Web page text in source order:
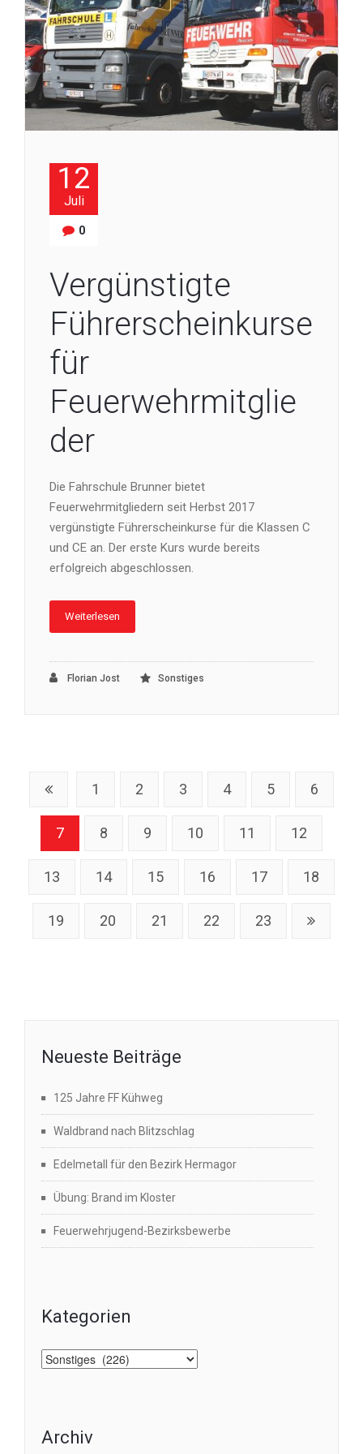
12
Juli
0
Vergünstigte
Führerscheinkurse
für
Feuerwehrmitglie
der
Die Fahrschule Brunner bietet
Feuerwehrmitgliedern seit Herbst 2017
vergünstigte Führerscheinkurse für die Klassen C
und CE an. Der erste Kurs wurde bereits
erfolgreich abgeschlossen.
Weiterlesen
Florian Jost Sonstiges
1 2 3 4 5 6
7 8 9 10 11 12
13 14 15 16 17 18
19 20 21 22 23
Neueste Beiträge
125 Jahre FF Kühweg
Waldbrand nach Blitzschlag
Edelmetall für den Bezirk Hermagor
Übung: Brand im Kloster
Feuerwehrjugend-Bezirksbewerbe
Kategorien
Kategorien
Archiv